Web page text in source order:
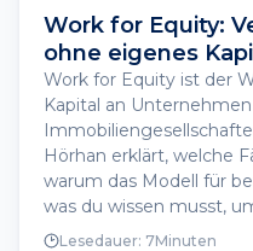
Work for Equity:
ohne eigenes
Work for Equity ist der
Kapital an
Hörhan erklärt, welche
warum das Modell für
was du wissen musst,
Lesedauer: 7Minuten